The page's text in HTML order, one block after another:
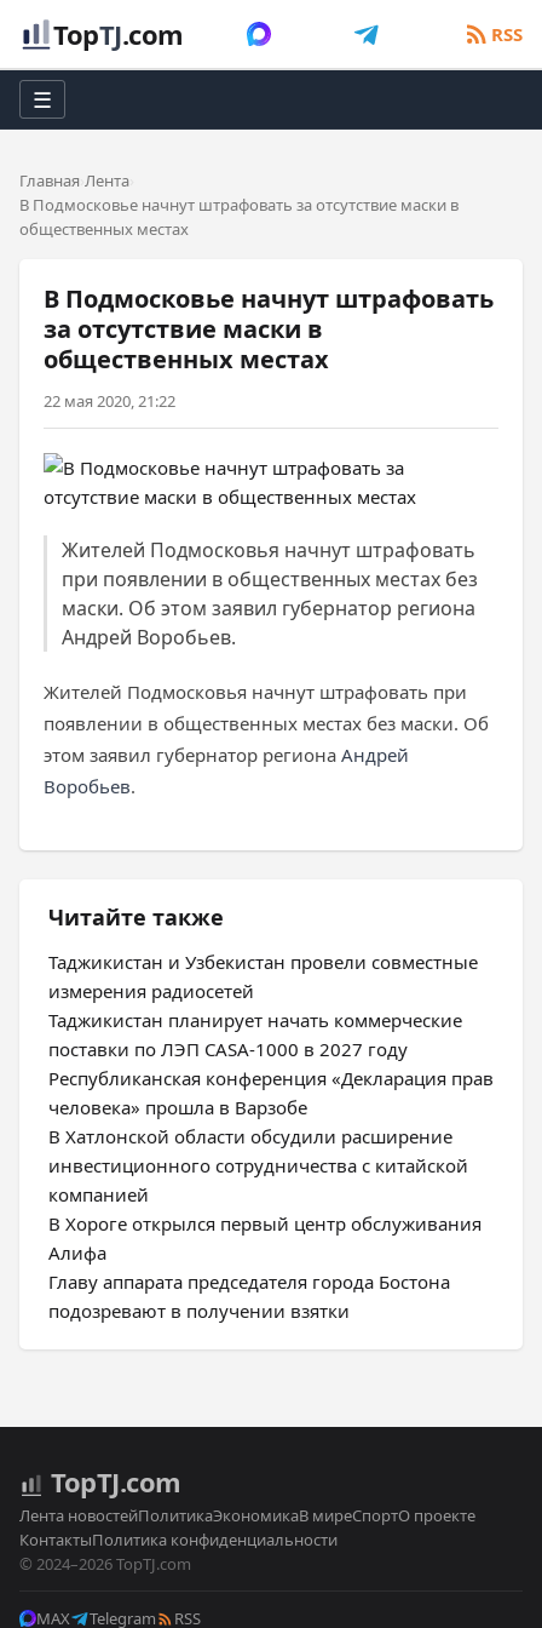
TopTJ.com RSS
☰
Главная Лента
В Подмосковье начнут штрафовать за отсутствие маски в
общественных местах
В Подмосковье начнут штрафовать
за отсутствие маски в
общественных местах
22 мая 2020, 21:22
Жителей Подмосковья начнут штрафовать
при появлении в общественных местах без
маски. Об этом заявил губернатор региона
Андрей Воробьев.
Жителей Подмосковья начнут штрафовать при
появлении в общественных местах без маски. Об
этом заявил губернатор региона Андрей
Воробьев.
Читайте также
Таджикистан и Узбекистан провели совместные
измерения радиосетей
Таджикистан планирует начать коммерческие
поставки по ЛЭП CASA-1000 в 2027 году
Республиканская конференция «Декларация прав
человека» прошла в Варзобе
В Хатлонской области обсудили расширение
инвестиционного сотрудничества с китайской
компанией
В Хороге открылся первый центр обслуживания
Алифа
Главу аппарата председателя города Бостона
подозревают в получении взятки
TopTJ.com
Лента новостейПолитикаЭкономикаВ миреСпортО проекте
КонтактыПолитика конфиденциальности
© 2024–2026 TopTJ.com
MAX Telegram RSS